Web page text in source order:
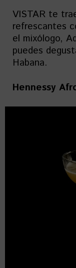
VISTAR te
refrescantes
el mixólogo,
puedes
Habana.
Hennessy